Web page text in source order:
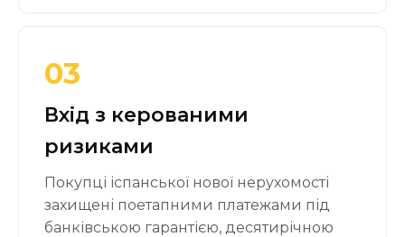
03
Вхід з керованими
ризиками
Покупці іспанської нової нерухомості
захищені поетапними платежами під
банківською гарантією, десятирічною